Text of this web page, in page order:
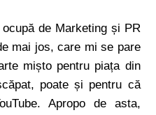
de Marketing și PR
mai jos, care mi se pare
mișto pentru piața din
poate și pentru că
Apropo de asta,